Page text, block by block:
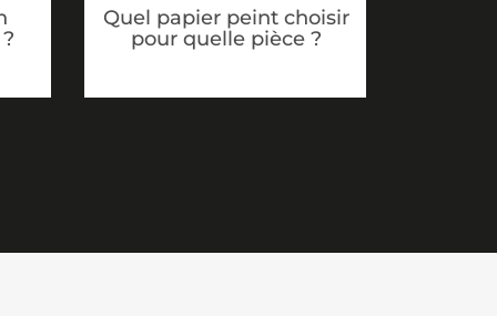
Quel papier peint choisir
pour quelle pièce ?